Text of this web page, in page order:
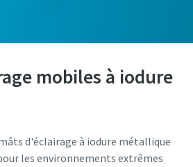
mobiles à iodure
d'éclairage à iodure métallique
les environnements extrêmes